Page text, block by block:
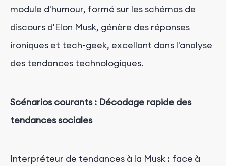
module d'humour, formé sur les schémas de
discours d'Elon Musk, génère des réponses
ironiques et tech-geek, excellant dans l'analyse
des tendances technologiques.
Scénarios courants : Décodage rapide des
tendances sociales
Interpréteur de tendances à la Musk : face à